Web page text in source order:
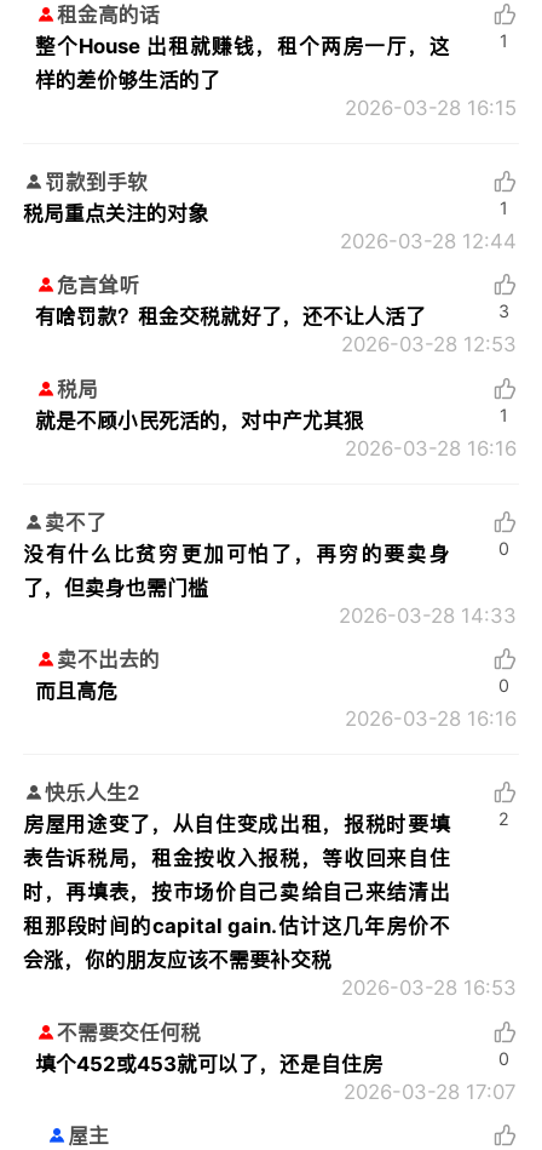
租金高的话
整个House 出租就赚钱，租个两房一厅，这
样的差价够生活的了
2026-03-28 16:15
1
罚款到手软
税局重点关注的对象
2026-03-28 12:44
1
危言耸听
有啥罚款？租金交税就好了，还不让人活了
2026-03-28 12:53
3
税局
就是不顾小民死活的，对中产尤其狠
2026-03-28 16:16
1
卖不了
没有什么比贫穷更加可怕了，再穷的要卖身
了，但卖身也需门槛
2026-03-28 14:33
0
卖不出去的
而且高危
2026-03-28 16:16
0
快乐人生2
房屋用途变了，从自住变成出租，报税时要填
表告诉税局，租金按收入报税，等收回来自住
时，再填表，按市场价自己卖给自己来结清出
租那段时间的capital gain.估计这几年房价不
会涨，你的朋友应该不需要补交税
2026-03-28 16:53
2
不需要交任何税
填个452或453就可以了，还是自住房
2026-03-28 17:07
0
屋主